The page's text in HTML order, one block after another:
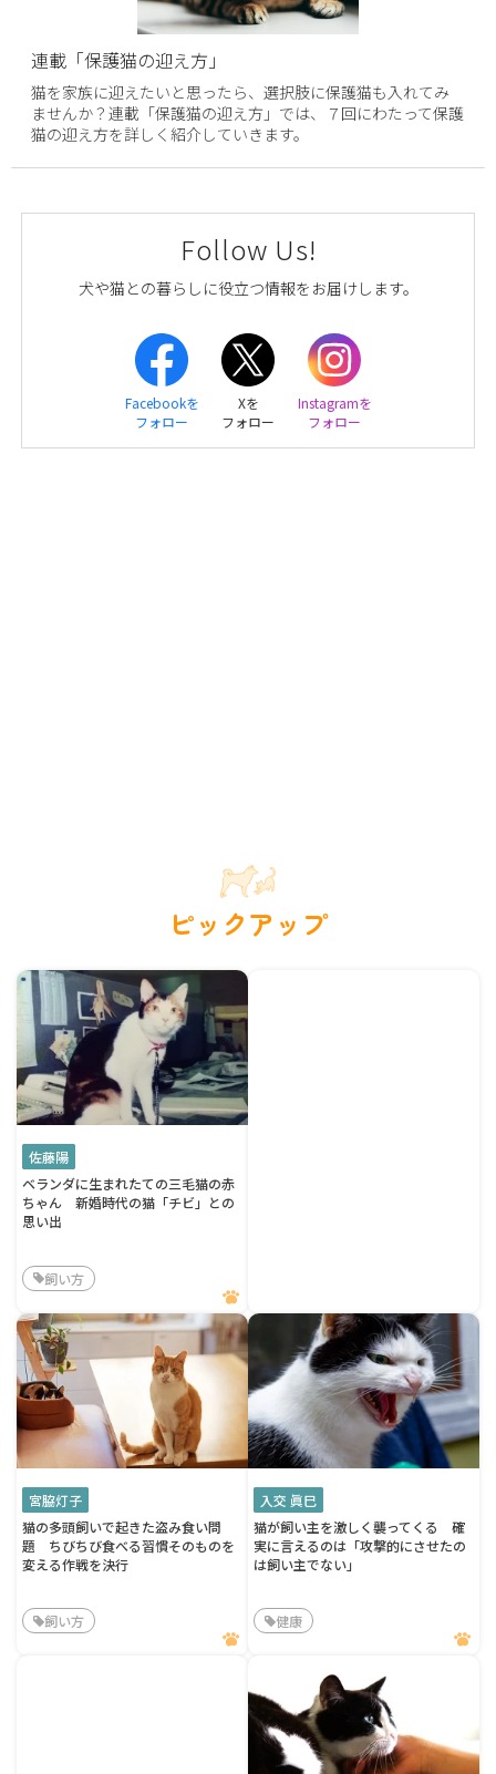
連載「保護猫の迎え方」
猫を家族に迎えたいと思ったら、選択肢に保護猫も入れてみ
ませんか？連載「保護猫の迎え方」では、７回にわたって保護
猫の迎え方を詳しく紹介していきます。
Follow Us!
犬や猫との暮らしに役立つ情報をお届けします。
Facebookを
フォロー
Xを
フォロー
Instagramを
フォロー
ピックアップ
佐藤陽
ベランダに生まれたての三毛猫の赤
ちゃん 新婚時代の猫「チビ」との
思い出
飼い方
宮脇灯子
猫の多頭飼いで起きた盗み食い問
題 ちびちび食べる習慣そのものを
変える作戦を決行
飼い方
入交 眞巳
猫が飼い主を激しく襲ってくる 確
実に言えるのは「攻撃的にさせたの
は飼い主でない」
健康